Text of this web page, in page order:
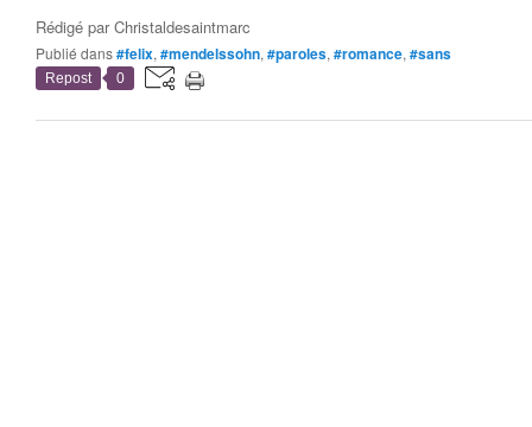
Rédigé parChristaldesaintmarc
Publié dans#felix, #mendelssohn, #paroles, #romance, #sans
Repost 0